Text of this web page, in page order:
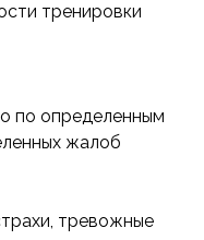
тренировки
по определенным
жалоб
тревожные